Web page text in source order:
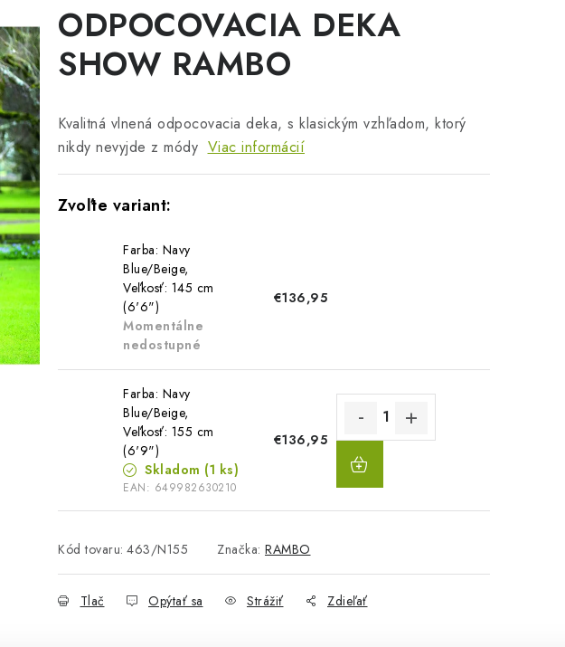
ODPOCOVACIA DEKA
SHOW RAMBO
Kvalitná vlnená odpocovacia deka, s klasickým vzhľadom, ktorý
nikdy nevyjde z módy Viac informácií
Farba: Navy
Blue/Beige,
Veľkosť: 145 cm
(6'6")
Momentálne
nedostupné
€136,95
Farba: Navy
Blue/Beige,
Veľkosť: 155 cm
(6'9")
Skladom (1 ks)
EAN: 649982630210
€136,95 DO
Kód tovaru: 463/N155 Značka: RAMBO
Tlač Opýtať sa Strážiť Zdieľať